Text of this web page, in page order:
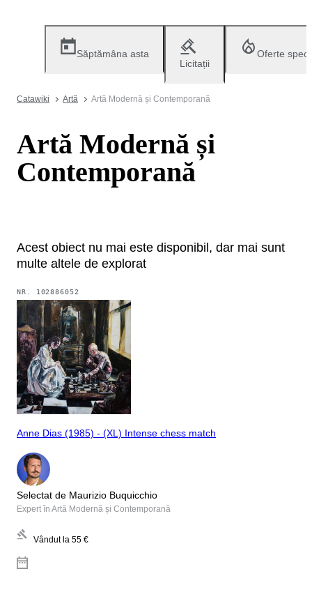
Săptămâna asta
Licitații
Oferte
Catawiki Artă Artă Modernă și Contemporană
Artă Modernă și
Contemporană
Acest obiect nu mai este disponibil, dar mai sunt
multe altele de explorat
NR. 102886052
Anne Dias (1985) - (XL) Intense chess match
Selectat de Maurizio Buquicchio
Expert în Artă Modernă și Contemporană
Vândut la 55 €